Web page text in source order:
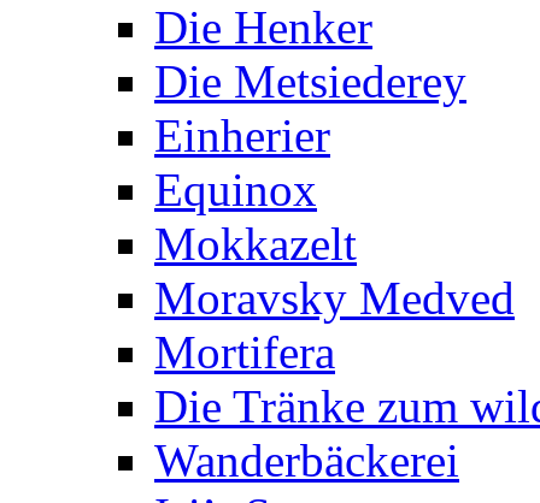
Die Henker
Die Metsiederey
Einherier
Equinox
Mokkazelt
Moravsky Medved
Mortifera
Die Tränke zum
Wanderbäckerei